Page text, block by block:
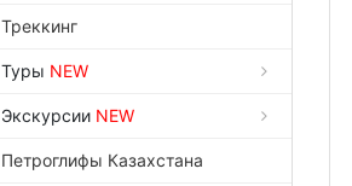
Треккинг
Туры NEW
Экскурсии NEW
Петроглифы Казахстана